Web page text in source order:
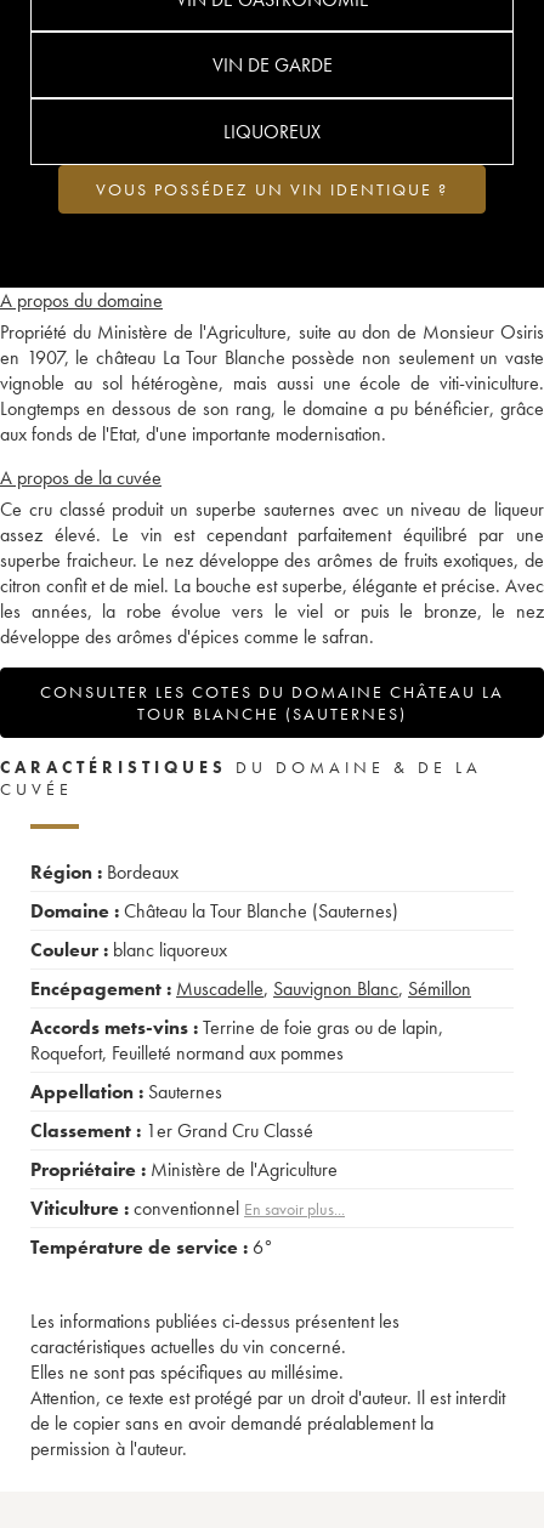
A propos du domaine
Propriété du Ministère de l'Agriculture, suite au don de Monsieur Osiris
en 1907, le château La Tour Blanche possède non seulement un vaste
vignoble au sol hétérogène, mais aussi une école de viti-viniculture.
Longtemps en dessous de son rang, le domaine a pu bénéficier, grâce
aux fonds de l'Etat, d'une importante modernisation.
A propos de la cuvée
Ce cru classé produit un superbe sauternes avec un niveau de liqueur
assez élevé. Le vin est cependant parfaitement équilibré par une
superbe fraicheur. Le nez développe des arômes de fruits exotiques, de
citron confit et de miel. La bouche est superbe, élégante et précise. Avec
les années, la robe évolue vers le viel or puis le bronze, le nez
développe des arômes d'épices comme le safran.
CONSULTER LES COTES DU DOMAINE CHÂTEAU LA
TOUR BLANCHE (SAUTERNES)
VIN DE GARDE
LIQUOREUX
VOUS POSSÉDEZ UN VIN IDENTIQUE ?
CARACTÉRISTIQUES
DU DOMAINE & DE LA
CUVÉE
Région : Bordeaux
Domaine :Château la Tour Blanche (Sauternes)
Couleur : blanc liquoreux
Encépagement : Muscadelle, Sauvignon Blanc, Sémillon
Accords mets-vins :Terrine de foie gras ou de lapin,
Roquefort, Feuilleté normand aux pommes
Appellation : Sauternes
Classement : 1er Grand Cru Classé
Propriétaire : Ministère de l'Agriculture
Viticulture :conventionnel En savoir plus...
Température de service : 6°
Les informations publiées ci-dessus présentent les
caractéristiques actuelles du vin concerné.
Elles ne sont pas spécifiques au millésime.
Attention, ce texte est protégé par un droit d'auteur. Il est interdit
de le copier sans en avoir demandé préalablement la
permission à l'auteur.